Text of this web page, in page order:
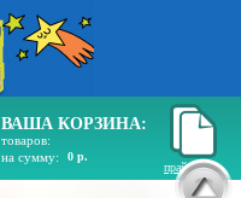
ВАША КОРЗИНА:
товаров:
на сумму:
0 р.
прайс лист